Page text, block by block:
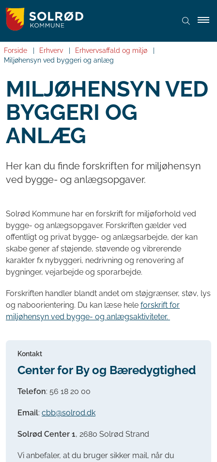
Forside Erhverv
Erhvervsaffald og miljø
Miljøhensyn ved byggeri og anlæg
MILJØHENSYN VED
BYGGERI OG
ANLÆG
Her kan du finde forskriften for miljøhensyn
ved bygge- og anlægsopgaver.
Solrød Kommune har en forskrift for miljøforhold ved
bygge- og anlægsopgaver. Forskriften gælder ved
offentligt og privat bygge- og anlægsarbejde, der kan
skabe gener af støjende, støvende og vibrerende
karakter fx nybyggeri, nedrivning og renovering af
bygninger, vejarbejde og sporarbejde.
Forskriften handler blandt andet om støjgrænser, støv, lys
og naboorientering. Du kan læse hele forskrift for
miljøhensyn ved bygge- og anlægsaktiviteter.
Kontakt
Center for By og Bæredygtighed
Telefon: 56 18 20 00
Email: cbb@solrod.dk
Solrød Center 1, 2680 Solrød Strand
Vi anbefaler, at du bruger sikker mail, når du